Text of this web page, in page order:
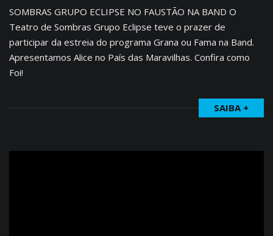
SOMBRAS GRUPO ECLIPSE NO FAUSTÃO NA BAND O
Teatro de Sombras Grupo Eclipse teve o prazer de
participar da estreia do programa Grana ou Fama na Band.
Apresentamos Alice no País das Maravilhas. Confira como
Foi!
SAIBA +